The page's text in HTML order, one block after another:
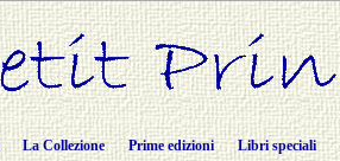
La Collezione Prime edizioni Libri speciali